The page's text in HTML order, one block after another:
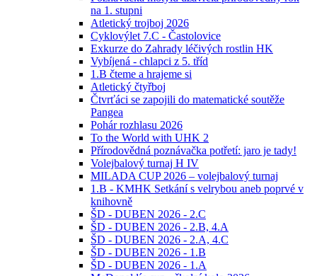
na 1. stupni
Atletický trojboj 2026
Cyklovýlet 7.C - Častolovice
Exkurze do Zahrady léčivých rostlin HK
Vybíjená - chlapci z 5. tříd
1.B čteme a hrajeme si
Atletický čtyřboj
Čtvrťáci se zapojili do matematické soutěže
Pangea
Pohár rozhlasu 2026
To the World with UHK 2
Přírodovědná poznávačka potřetí: jaro je tady!
Volejbalový turnaj H IV
MILADA CUP 2026 – volejbalový turnaj
1.B - KMHK Setkání s velrybou aneb poprvé v
knihovně
ŠD - DUBEN 2026 - 2.C
ŠD - DUBEN 2026 - 2.B, 4.A
ŠD - DUBEN 2026 - 2.A, 4.C
ŠD - DUBEN 2026 - 1.B
ŠD - DUBEN 2026 - 1.A